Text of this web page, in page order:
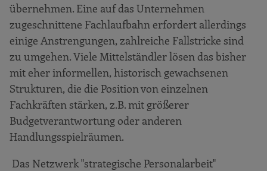
übernehmen. Eine auf das Unternehmen
zugeschnittene Fachlaufbahn erfordert allerdings
einige Anstrengungen, zahlreiche Fallstricke sind
zu umgehen. Viele Mittelständler lösen das bisher
mit eher informellen, historisch gewachsenen
Strukturen, die die Position von einzelnen
Fachkräften stärken, z.B. mit größerer
Budgetverantwortung oder anderen
Handlungsspielräumen.
Das Netzwerk "strategische Personalarbeit"